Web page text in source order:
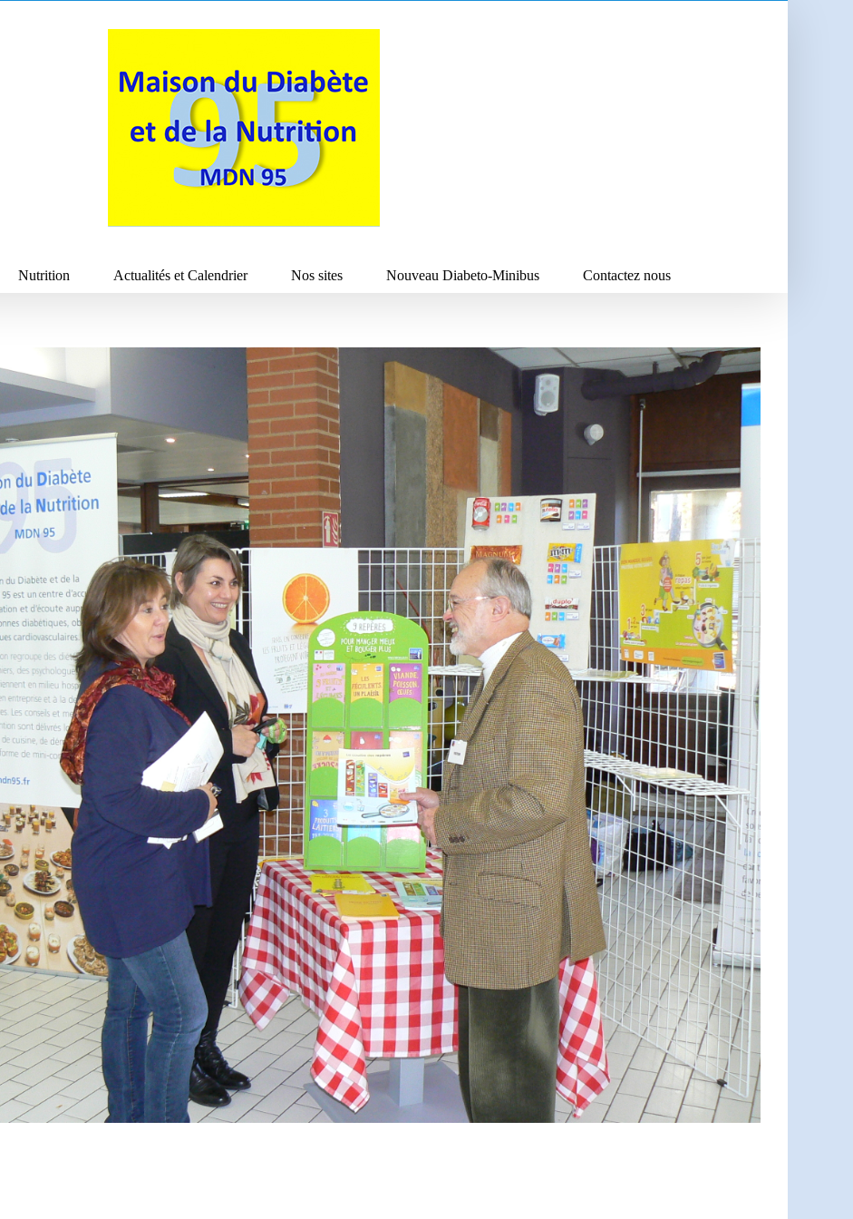
Nutrition Actualités et Calendrier Nos sites Nouveau Diabeto-Minibus Contactez nous